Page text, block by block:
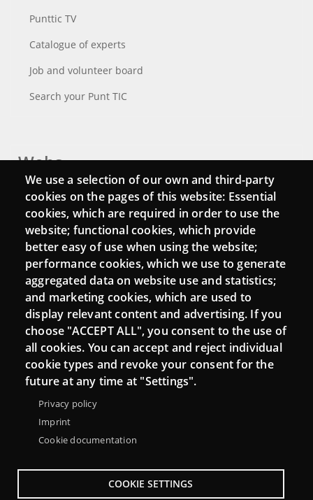
Punttic TV
Catalogue of experts
Job and volunteer board
Search your Punt TIC
Webs
Login
Mattermost Punt TIC
Moodle CampusLab
Connect
Contact
Newsletters
We use a selection of our own and third-party
cookies on the pages of this website: Essential
cookies, which are required in order to use the
website; functional cookies, which provide
better easy of use when using the website;
performance cookies, which we use to generate
aggregated data on website use and statistics;
and marketing cookies, which are used to
display relevant content and advertising. If you
choose "ACCEPT ALL", you consent to the use of
all cookies. You can accept and reject individual
cookie types and revoke your consent for the
future at any time at "Settings".
Privacy policy
Imprint
Cookie documentation
COOKIE SETTINGS